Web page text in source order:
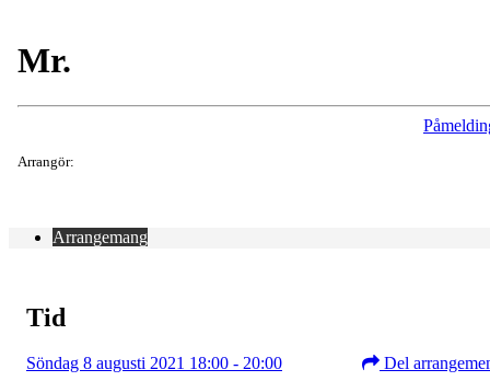
Mr.
Arrangör:
Arrangemang
Tid
Söndag 8 augusti 2021 18:00 - 20:00 Del